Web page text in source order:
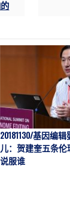
20181130/基因编辑
儿：贺建奎五条伦
说服谁